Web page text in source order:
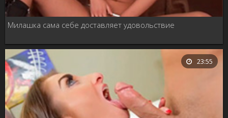
Милашка сама себе доставляет удовольствие
23:55